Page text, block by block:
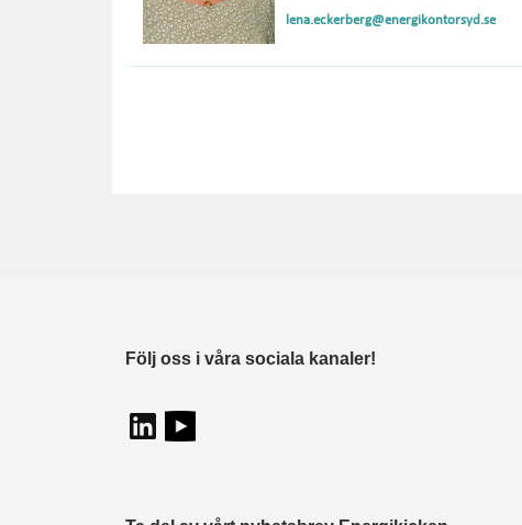
lena.eckerberg@energikontorsyd.se
Följ oss i våra sociala kanaler!